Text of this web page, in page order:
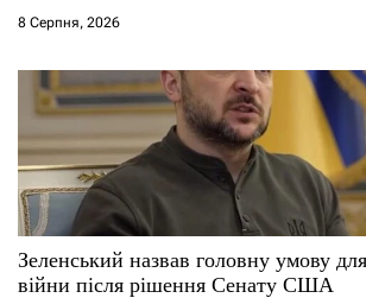
8 Серпня, 2026
Зеленський назвав головну умову
війни після рішення Сенату США